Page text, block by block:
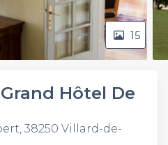
15
Hôtel De
38250 Villard-de-